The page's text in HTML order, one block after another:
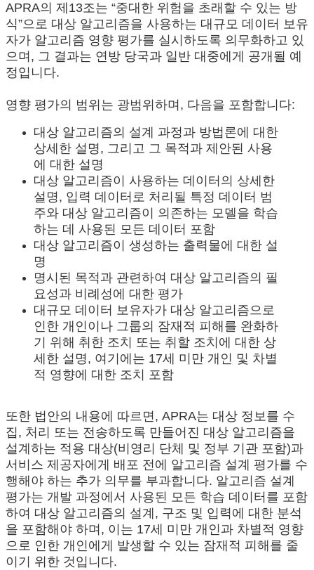
APRA의 제13조는 “중대한 위험을 초래할 수 있는 방
식”으로 대상 알고리즘을 사용하는 대규모 데이터 보유
자가 알고리즘 영향 평가를 실시하도록 의무화하고 있
으며, 그 결과는 연방 당국과 일반 대중에게 공개될 예
정입니다.
영향 평가의 범위는 광범위하며, 다음을 포함합니다:
대상 알고리즘의 설계 과정과 방법론에 대한
상세한 설명, 그리고 그 목적과 제안된 사용
에 대한 설명
대상 알고리즘이 사용하는 데이터의 상세한
설명, 입력 데이터로 처리될 특정 데이터 범
주와 대상 알고리즘이 의존하는 모델을 학습
하는 데 사용된 모든 데이터 포함
대상 알고리즘이 생성하는 출력물에 대한 설
명
명시된 목적과 관련하여 대상 알고리즘의 필
요성과 비례성에 대한 평가
​​​​대 규모 데이터 보유자가 대상 알고리즘으로
인한 개인이나 그룹의 잠재적 피해를 완화하
기 위해 취한 조치 또는 취할 조치에 대한 상
세한 설명, 여기에는 17세 미만 개인 및 차별
적 영향에 대한 조치 포함
또한 법안의 내용에 따르면, APRA는 대상 정보를 수
집, 처리 또는 전송하도록 만들어진 대상 알고리즘을
설계하는 적용 대상(비영리 단체 및 정부 기관 포함)과
서비스 제공자에게 배포 전에 알고리즘 설계 평가를 수
행해야 하는 추가 의무를 부과합니다. 알고리즘 설계
평가는 개발 과정에서 사용된 모든 학습 데이터를 포함
하여 대상 알고리즘의 설계, 구조 및 입력에 대한 분석
을 포함해야 하며, 이는 17세 미만 개인과 차별적 영향
으로 인한 개인에게 발생할 수 있는 잠재적 피해를 줄
이기 위한 것입니다.